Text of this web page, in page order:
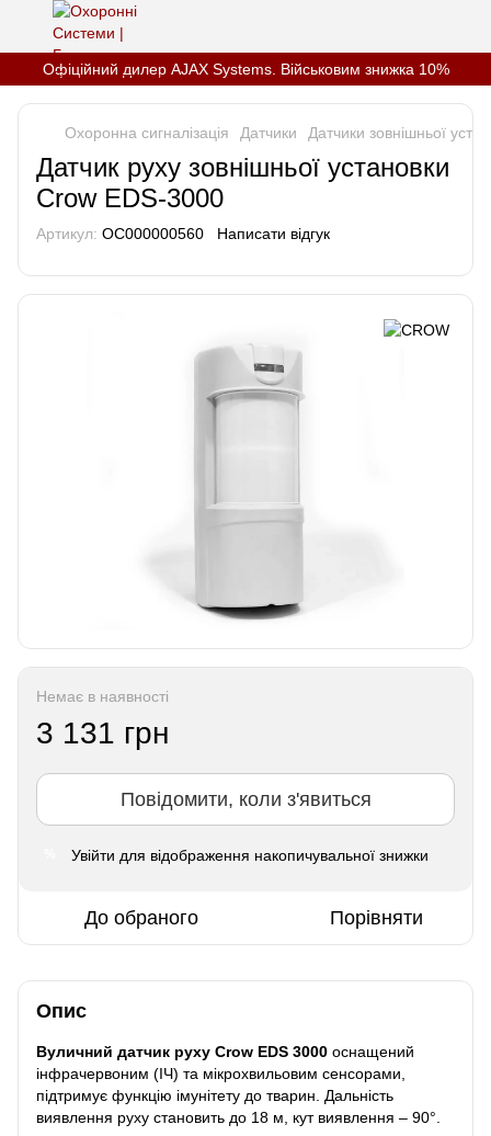
Офіційний дилер AJAX Systems. Військовим знижка 10%
Охоронна сигналізація Датчики Датчики зовнішньої
Датчик руху зовнішньої установки
Crow EDS-3000
Артикул: OC000000560 Написати відгук
Немає в наявності
3 131 грн
Повідомити, коли з'явиться
Увійти для відображення накопичувальної знижки
До обраного Порівняти
Опис
Вуличний датчик руху Crow EDS 3000 оснащений
інфрачервоним (ІЧ) та мікрохвильовим сенсорами,
підтримує функцію імунітету до тварин. Дальність
виявлення руху становить до 18 м, кут виявлення – 90°.